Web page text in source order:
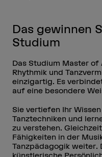
Das gewinnen
Studium
Das Studium Master of
Rhythmik und
einzigartig. Es
auf eine besondere
Sie vertiefen Ihr
Tanztechniken und
zu verstehen.
Fähigkeiten in der
Tanzpädagogik weiter.
künstlerische